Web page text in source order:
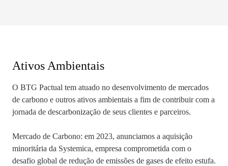
Ativos Ambientais
O BTG Pactual tem atuado no desenvolvimento de mercados
de carbono e outros ativos ambientais a fim de contribuir com a
jornada de descarbonização de seus clientes e parceiros.
Mercado de Carbono: em 2023, anunciamos a aquisição
minoritária da Systemica, empresa comprometida com o
desafio global de redução de emissões de gases de efeito estufa.